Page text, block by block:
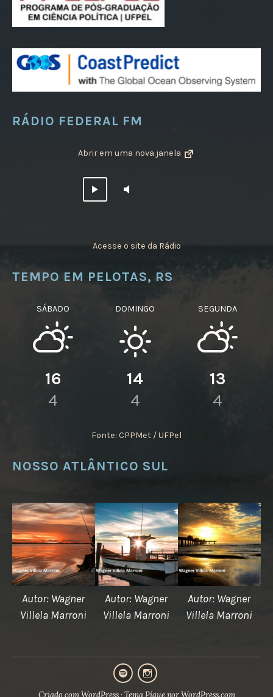
RÁDIO FEDERAL FM
Abrir em uma nova janela
Acesse o site da Rádio
TEMPO EM PELOTAS, RS
SÁBADO
16
4
DOMINGO
14
4
SEGUNDA
13
4
Fonte: CPPMet / UFPel
NOSSO ATLÂNTICO SUL
Autor: Wagner
Villela Marroni
Autor: Wagner
Villela Marroni
Autor: Wagner
Villela Marroni